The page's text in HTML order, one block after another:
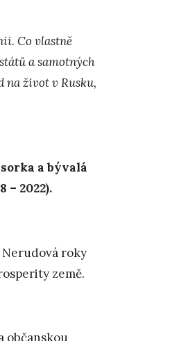
Co vlastně
a samotných
na život v Rusku,
a bývalá
2022).
Nerudová roky
země.
občanskou